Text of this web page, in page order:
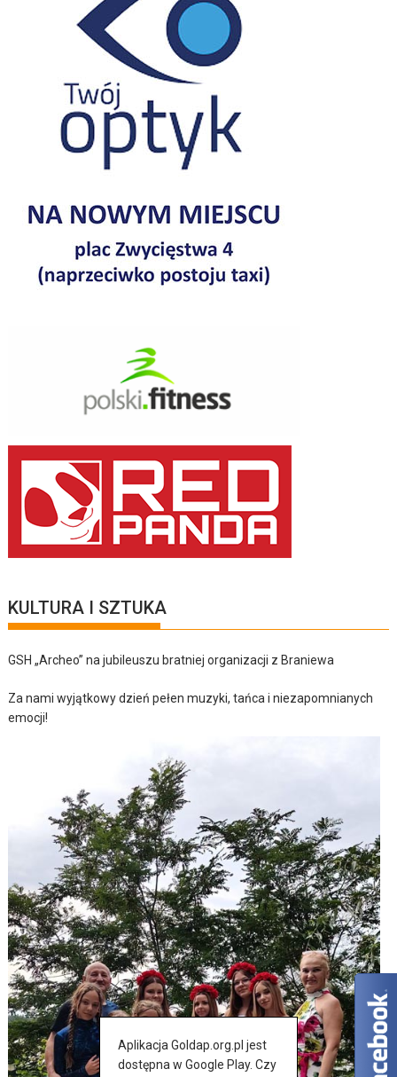
KULTURA I SZTUKA
GSH „Archeo” na jubileuszu bratniej organizacji z Braniewa
Za nami wyjątkowy dzień pełen muzyki, tańca i niezapomnianych
emocji!
Aplikacja Goldap.org.pl jest
dostępna w Google Play. Czy